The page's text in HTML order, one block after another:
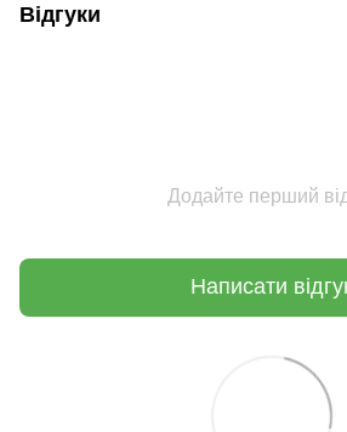
Відгуки
Додайте перший
Написати